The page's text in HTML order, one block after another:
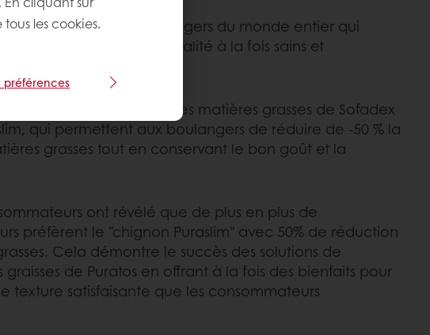
un défi pour les boulangers du monde entier qui
fournir des produits de qualité à la fois sains et
solutions de réduction des matières grasses de Sofadex
qui permettent aux boulangers de réduire de -50 % la
grasses tout en conservant le bon goût et la
ont révélé que de plus en plus de
préfèrent le "chignon Puraslim" avec 50% de réduction
Cela démontre le succès des solutions de
de Puratos en offrant à la fois des bienfaits pour
texture satisfaisante que les consommateurs
les cookies.
préférences